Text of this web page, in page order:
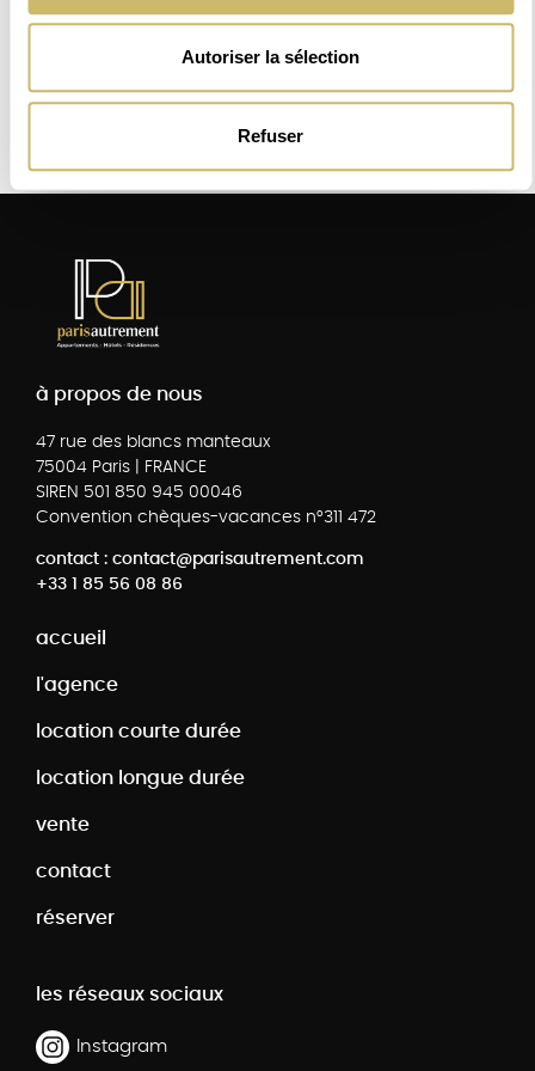
Autoriser la sélection
Refuser
à propos de nous
47 rue des blancs manteaux
75004 Paris | FRANCE
SIREN 501 850 945 00046
Convention chèques-vacances n°311 472
contact : contact@parisautrement.com
+33 1 85 56 08 86
accueil
l'agence
location courte durée
location longue durée
vente
contact
réserver
les réseaux sociaux
Instagram